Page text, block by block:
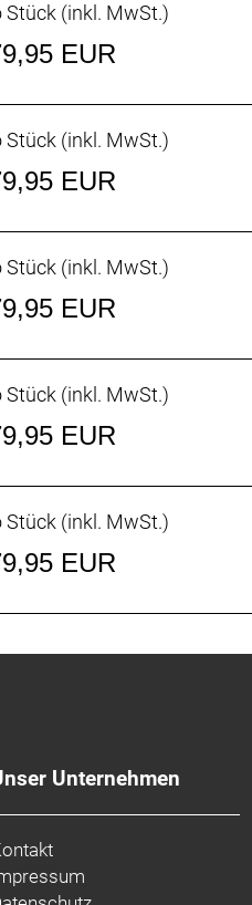
Stück (inkl. MwSt.)
EUR
Stück (inkl. MwSt.)
EUR
Stück (inkl. MwSt.)
EUR
Stück (inkl. MwSt.)
EUR
Stück (inkl. MwSt.)
EUR
Unternehmen